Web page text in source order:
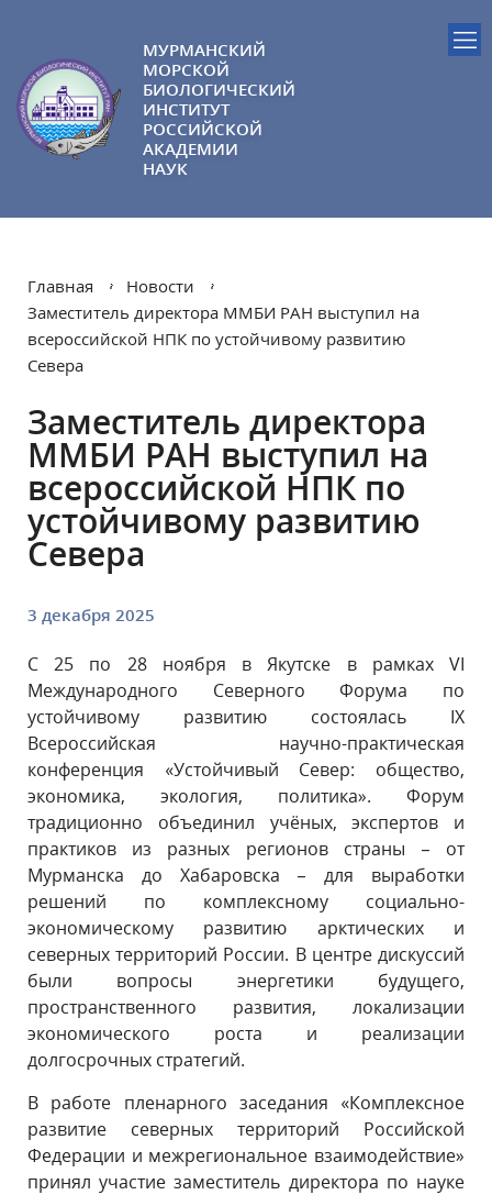
МУРМАНСКИЙ
МОРСКОЙ
БИОЛОГИЧЕСКИЙ
ИНСТИТУТ
РОССИЙСКОЙ
АКАДЕМИИ
НАУК
Главная
Новости
Заместитель директора ММБИ РАН выступил на
всероссийской НПК по устойчивому развитию
Севера
Заместитель директора
ММБИ РАН выступил на
всероссийской НПК по
устойчивому развитию
Севера
3 декабря 2025
С 25 по 28 ноября в Якутске в рамках VI
Международного Северного Форума по
устойчивому развитию состоялась IX
Всероссийская научно-практическая
конференция «Устойчивый Север: общество,
экономика, экология, политика». Форум
традиционно объединил учёных, экспертов и
практиков из разных регионов страны – от
Мурманска до Хабаровска – для выработки
решений по комплексному социально-
экономическому развитию арктических и
северных территорий России. В центре дискуссий
были вопросы энергетики будущего,
пространственного развития, локализации
экономического роста и реализации
долгосрочных стратегий.
В работе пленарного заседания «Комплексное
развитие северных территорий Российской
Федерации и межрегиональное взаимодействие»
принял участие заместитель директора по науке